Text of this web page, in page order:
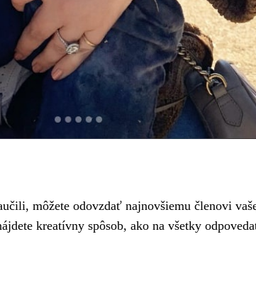
môžete odovzdať najnovšiemu členovi
kreatívny spôsob, ako na všetky